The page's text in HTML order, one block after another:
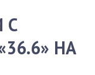
С
НА